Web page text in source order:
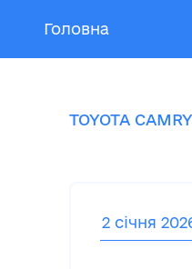
Головна
TOYOTA CAMRY
2 січня